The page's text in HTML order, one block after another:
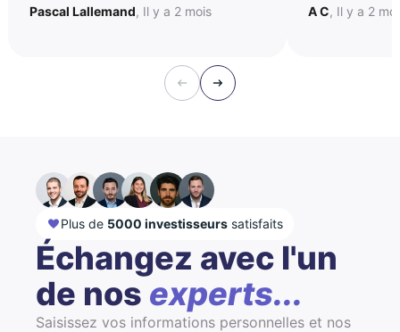
Pascal Lallemand, Il y a 2 mois A C, Il y a 2
Plus de 5000 investisseurs satisfaits
Échangez avec l'un
de nos experts...
Saisissez vos informations personnelles et nos